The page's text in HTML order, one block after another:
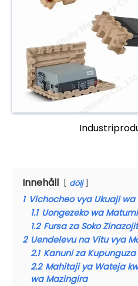
Innehåll dölj
1 Vichocheo vya Ukuaji wa
1.1 Uongezeko wa
1.2 Fursa za Soko
2 Uendelevu na Vitu vya
2.1 Kanuni za Kupunguza
2.2 Mahitaji ya Wateja
wa Mazingira